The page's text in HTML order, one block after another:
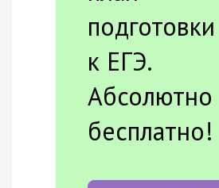
подготовки
к ЕГЭ.
Абсолютно
бесплатно!